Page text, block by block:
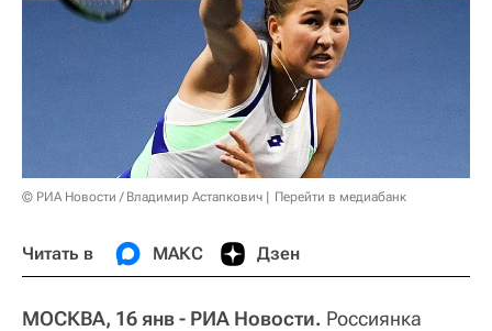
© РИА Новости / Владимир Астапкович Перейти в медиабанк
Читать в МАКС Дзен
МОСКВА, 16 янв - РИА Новости. Россиянка